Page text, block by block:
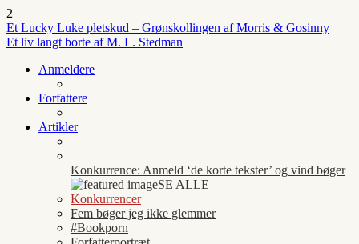
2
Et Lucky Luke pletskud – Grønskollingen af Morris & Gosinny
Et liv langt borte af M. L. Stedman
Anmeldere
Forfattere
Artikler
Konkurrence: Anmeld ‘de korte tekster’ og vind bøger
SE ALLE
Konkurrencer
Fem bøger jeg ikke glemmer
#Bookporn